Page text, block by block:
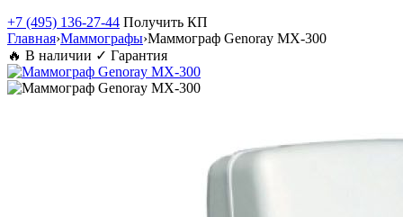
+7 (495) 136-27-44 Получить КП
Главная›Маммографы›Маммограф Genoray MX-300
🔥 В наличии ✓ Гарантия